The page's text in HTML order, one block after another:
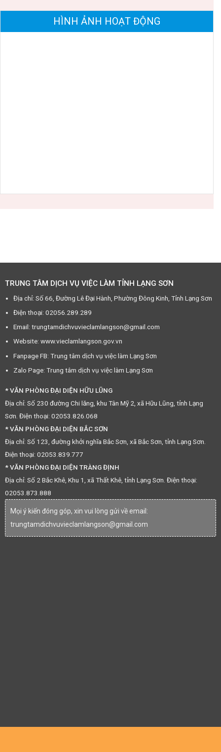
HÌNH ẢNH HOẠT ĐỘNG
TRUNG TÂM DỊCH VỤ VIỆC LÀM TỈNH LẠNG SƠN
Địa chỉ: Số 66, Đường Lê Đại Hành, Phường Đông Kinh, Tỉnh Lạng Sơn
Điện thoại: 02056.289.289
Email: trungtamdichvuvieclamlangson@gmail.com
Website: www.vieclamlangson.gov.vn
Fanpage FB: Trung tâm dịch vụ việc làm Lạng Sơn
Zalo Page: Trung tâm dịch vụ việc làm Lạng Sơn
* VĂN PHÒNG ĐẠI DIỆN HỮU LŨNG
Địa chỉ: Số 230 đường Chi lăng, khu Tân Mỹ 2, xã Hữu Lũng, tỉnh Lạng
Sơn. Điện thoại: 02053.826.068
* VĂN PHÒNG ĐẠI DIỆN BẮC SƠN
Địa chỉ: Số 123, đường khởi nghĩa Bắc Sơn, xã Bắc Sơn, tỉnh Lạng Sơn.
Điện thoại: 02053.839.777
* VĂN PHÒNG ĐẠI DIỆN TRÀNG ĐỊNH
Địa chỉ: Số 2 Bắc Khê, Khu 1, xã Thất Khê, tỉnh Lạng Sơn. Điện thoại:
02053.873.888
Mọi ý kiến đóng góp, xin vui lòng gửi về email:
trungtamdichvuvieclamlangson@gmail.com